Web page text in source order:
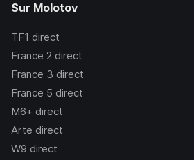
Sur Molotov
TF1 direct
France 2 direct
France 3 direct
France 5 direct
M6+ direct
Arte direct
W9 direct